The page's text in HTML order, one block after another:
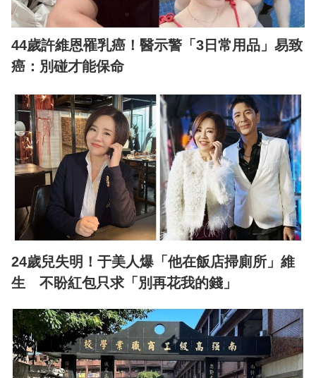
44歲許維恩罹乳癌！醫示警「3日常用品」易致
癌：別碰才能保命
24歲兒失明！于美人爆「他在飯店掃廁所」維
生 不盼紅包只求「別再花我的錢」